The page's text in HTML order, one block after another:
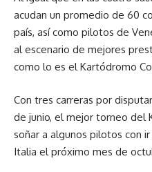
acudan un promedio de 60
país, así como pilotos de
al escenario de mejores
como lo es el Kartódromo
Con tres carreras por
de junio, el mejor torneo del
soñar a algunos pilotos con
Italia el próximo mes de